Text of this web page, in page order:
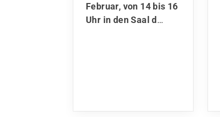
Februar, von 14 bis 16
Uhr in den Saal d…